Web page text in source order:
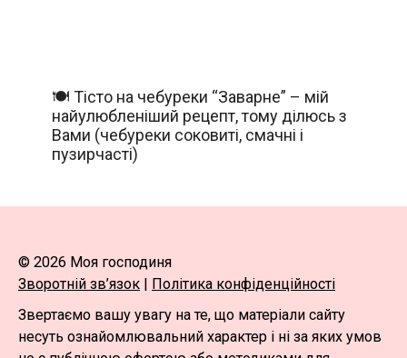
🍽️ Тісто на чебуреки “Заварне” – мій
найулюбленіший рецепт, тому ділюсь з
Вами (чебуреки соковиті, смачні і
пузирчасті)
© 2026 Моя господиня
Зворотній зв’язок | Політика конфіденційності
Звертаємо вашу увагу на те, що матеріали сайту
несуть ознайомлювальний характер і ні за яких умов